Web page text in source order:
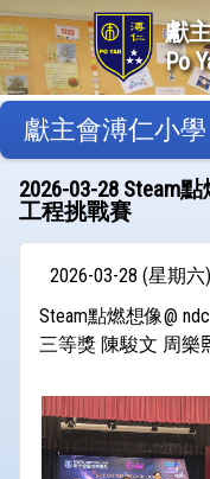
獻
Po
獻主會溥仁小學
2026-03-28 Steam
工程挑戰賽
2026-03-28 (星期六)
Steam點燃想像@
三等獎 陳駿文 周樂